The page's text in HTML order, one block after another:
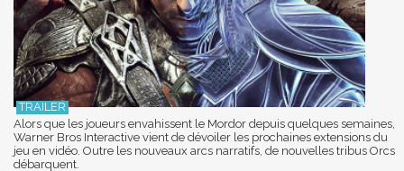
Alors que les joueurs envahissent le Mordor depuis quelques semaines,
Warner Bros Interactive vient de dévoiler les prochaines extensions du
jeu en vidéo. Outre les nouveaux arcs narratifs, de nouvelles tribus Orcs
débarquent.